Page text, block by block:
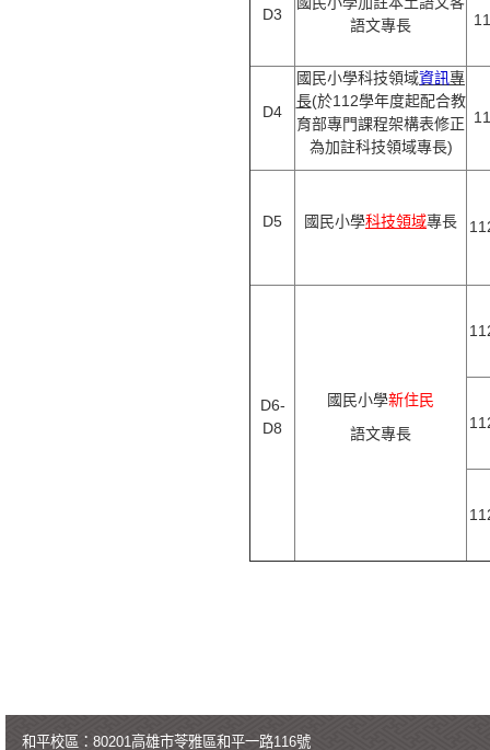
D3
語文專長
D4
國民小學科技領域資訊專
長(於112學年度起配合教
育部專門課程架構表修正
為加註科技領域專長)
D5 國民小學科技領域專長
D6-
D8
國民小學新住民
語文專長
和平校區：80201高雄市苓雅區和平一路116號